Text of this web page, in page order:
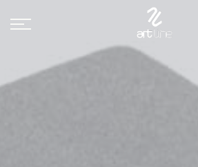
Panneau de gestion des cookies